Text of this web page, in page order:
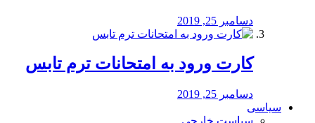
دسامبر 25, 2019
کارت ورود به امتحانات ترم تابس
دسامبر 25, 2019
سیاسی